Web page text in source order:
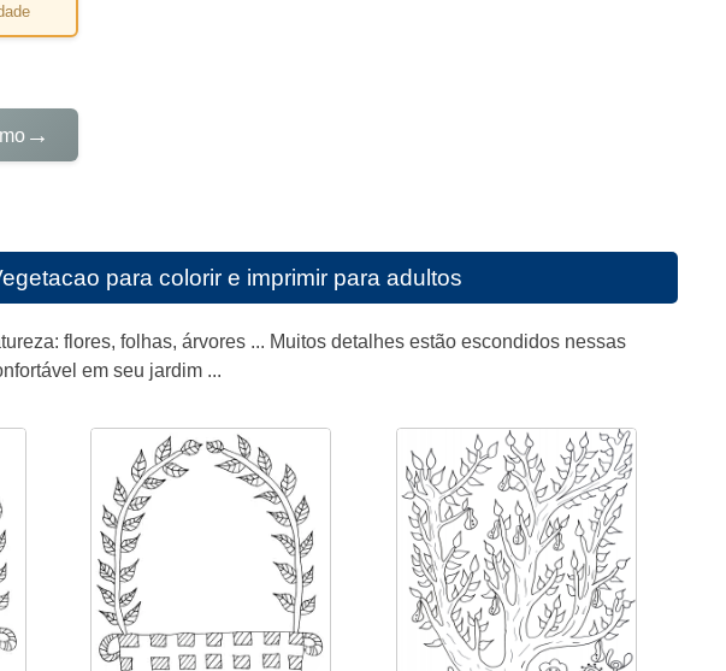
→
para colorir e imprimir para adultos
flores, folhas, árvores ... Muitos detalhes estão escondidos nessas
em seu jardim ...